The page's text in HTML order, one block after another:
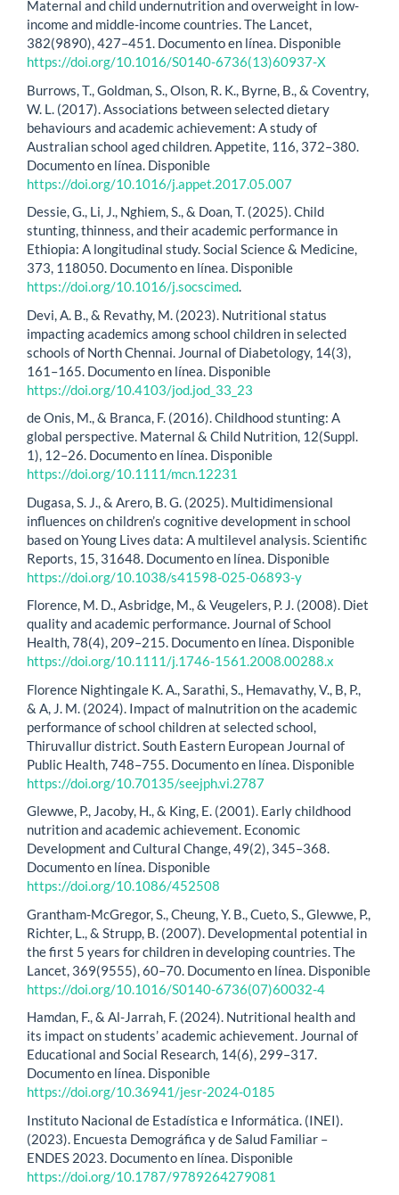
Maternal and child undernutrition and overweight in low-
income and middle-income countries. The Lancet,
382(9890), 427–451. Documento en línea. Disponible
https://doi.org/10.1016/S0140-6736(13)60937-X
Burrows, T., Goldman, S., Olson, R. K., Byrne, B., & Coventry,
W. L. (2017). Associations between selected dietary
behaviours and academic achievement: A study of
Australian school aged children. Appetite, 116, 372–380.
Documento en línea. Disponible
https://doi.org/10.1016/j.appet.2017.05.007
Dessie, G., Li, J., Nghiem, S., & Doan, T. (2025). Child
stunting, thinness, and their academic performance in
Ethiopia: A longitudinal study. Social Science & Medicine,
373, 118050. Documento en línea. Disponible
https://doi.org/10.1016/j.socscimed.
Devi, A. B., & Revathy, M. (2023). Nutritional status
impacting academics among school children in selected
schools of North Chennai. Journal of Diabetology, 14(3),
161–165. Documento en línea. Disponible
https://doi.org/10.4103/jod.jod_33_23
de Onis, M., & Branca, F. (2016). Childhood stunting: A
global perspective. Maternal & Child Nutrition, 12(Suppl.
1), 12–26. Documento en línea. Disponible
https://doi.org/10.1111/mcn.12231
Dugasa, S. J., & Arero, B. G. (2025). Multidimensional
influences on children’s cognitive development in school
based on Young Lives data: A multilevel analysis. Scientific
Reports, 15, 31648. Documento en línea. Disponible
https://doi.org/10.1038/s41598-025-06893-y
Florence, M. D., Asbridge, M., & Veugelers, P. J. (2008). Diet
quality and academic performance. Journal of School
Health, 78(4), 209–215. Documento en línea. Disponible
https://doi.org/10.1111/j.1746-1561.2008.00288.x
Florence Nightingale K. A., Sarathi, S., Hemavathy, V., B, P.,
& A, J. M. (2024). Impact of malnutrition on the academic
performance of school children at selected school,
Thiruvallur district. South Eastern European Journal of
Public Health, 748–755. Documento en línea. Disponible
https://doi.org/10.70135/seejph.vi.2787
Glewwe, P., Jacoby, H., & King, E. (2001). Early childhood
nutrition and academic achievement. Economic
Development and Cultural Change, 49(2), 345–368.
Documento en línea. Disponible
https://doi.org/10.1086/452508
Grantham-McGregor, S., Cheung, Y. B., Cueto, S., Glewwe, P.,
Richter, L., & Strupp, B. (2007). Developmental potential in
the first 5 years for children in developing countries. The
Lancet, 369(9555), 60–70. Documento en línea. Disponible
https://doi.org/10.1016/S0140-6736(07)60032-4
Hamdan, F., & Al-Jarrah, F. (2024). Nutritional health and
its impact on students’ academic achievement. Journal of
Educational and Social Research, 14(6), 299–317.
Documento en línea. Disponible
https://doi.org/10.36941/jesr-2024-0185
Instituto Nacional de Estadística e Informática. (INEI).
(2023). Encuesta Demográfica y de Salud Familiar –
ENDES 2023. Documento en línea. Disponible
https://doi.org/10.1787/9789264279081